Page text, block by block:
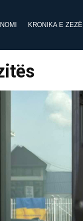
KRONIKA E ZEZË